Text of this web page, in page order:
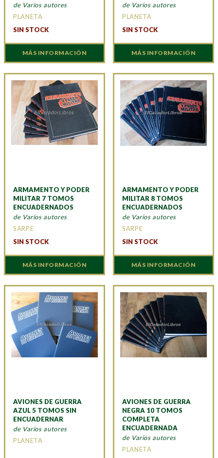
de Varios autores
PLANETA
SIN STOCK
MÁS INFORMACIÓN
de Varios autores
PLANETA
SIN STOCK
MÁS INFORMACIÓN
ARMAMENTO Y PODER
MILITAR 7 TOMOS
ENCUADERNADOS
de Varios autores
SARPE
SIN STOCK
MÁS INFORMACIÓN
ARMAMENTO Y PODER
MILITAR 8 TOMOS
ENCUADERNADOS
de Varios autores
SARPE
SIN STOCK
MÁS INFORMACIÓN
AVIONES DE GUERRA
AZUL 5 TOMOS SIN
ENCUADERNAR
de Varios autores
PLANETA
AVIONES DE GUERRA
NEGRA 10 TOMOS
COMPLETA
ENCUADERNADA
de Varios autores
PLANETA